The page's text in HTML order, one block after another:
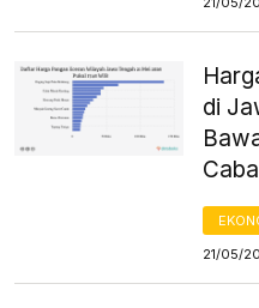
di
21/05/